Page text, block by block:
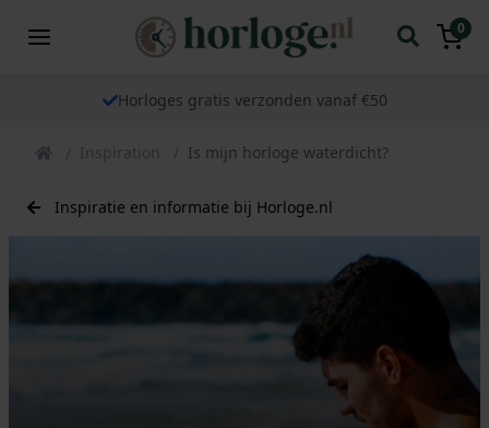
0
Horloges gratis verzonden vanaf €50
Inspiration Is mijn horloge waterdicht?
Inspiratie en informatie bij Horloge.nl